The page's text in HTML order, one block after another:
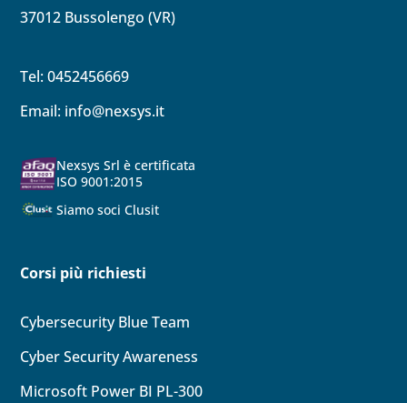
37012 Bussolengo (VR)
Tel: 0452456669
Email: info@nexsys.it
Nexsys Srl è certificata
ISO 9001:2015
Siamo soci Clusit
Corsi più richiesti
Cybersecurity Blue Team
Cyber Security Awareness
Microsoft Power BI PL-300